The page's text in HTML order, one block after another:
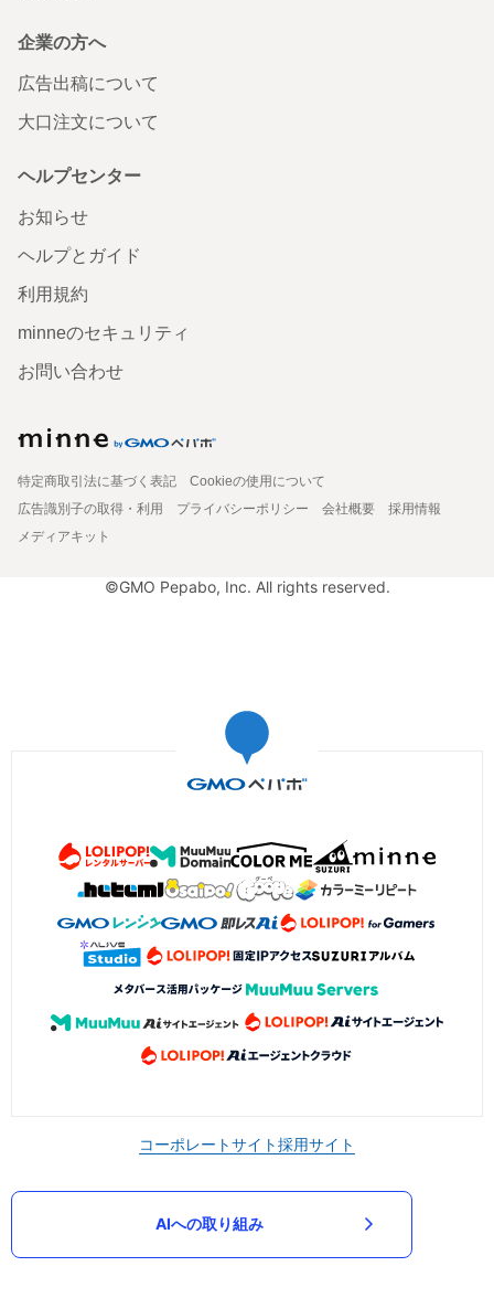
企業の方へ
広告出稿について
大口注文について
ヘルプセンター
お知らせ
ヘルプとガイド
利用規約
minneのセキュリティ
お問い合わせ
特定商取引法に基づく表記
Cookieの使用について
広告識別子の取得・利用
プライバシーポリシー 会社概要
採用情報
メディアキット
©GMO Pepabo, Inc. All rights reserved.
コーポレートサイト採用サイト
AIへの取り組み